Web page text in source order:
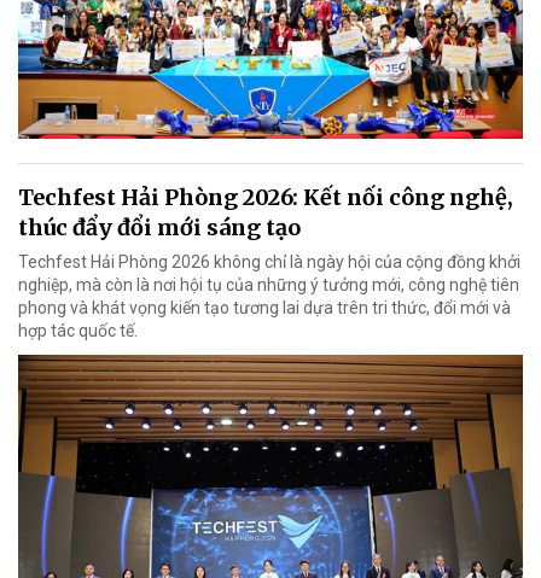
Techfest Hải Phòng 2026: Kết nối công nghệ,
thúc đẩy đổi mới sáng tạo
Techfest Hải Phòng 2026 không chỉ là ngày hội của cộng đồng khởi
nghiệp, mà còn là nơi hội tụ của những ý tưởng mới, công nghệ tiên
phong và khát vọng kiến tạo tương lai dựa trên tri thức, đổi mới và
hợp tác quốc tế.